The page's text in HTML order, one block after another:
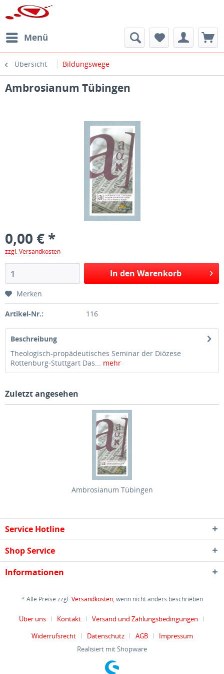
Menü
Übersicht Bildungswege
Ambrosianum Tübingen
0,00 € *
zzgl. Versandkosten
In den Warenkorb
Merken
Artikel-Nr.: 116
Beschreibung
Theologisch-propädeutisches Seminar der Diözese
Rottenburg-Stuttgart Das... mehr
Zuletzt angesehen
Ambrosianum Tübingen
Service Hotline
Shop Service
Informationen
* Alle Preise zzgl.Versandkosten, wenn nicht anders beschrieben
Über uns Kontakt
Versand und Zahlungsbedingungen
Widerrufsrecht
Datenschutz AGB
Impressum
Realisiert mit Shopware